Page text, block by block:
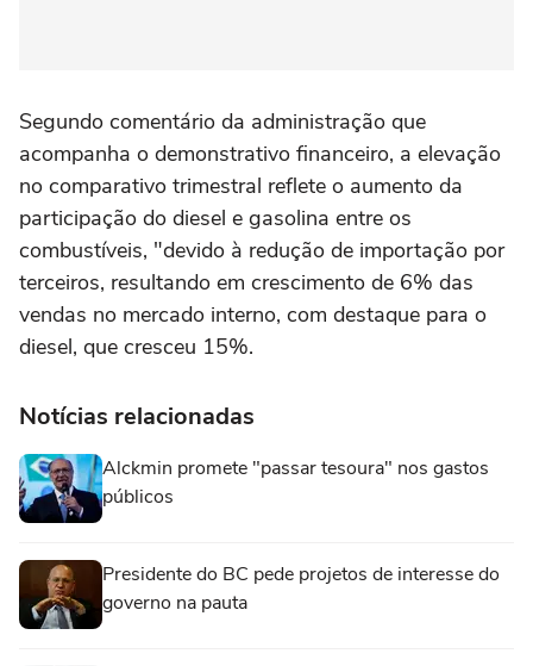
Segundo comentário da administração que
acompanha o demonstrativo financeiro, a elevação
no comparativo trimestral reflete o aumento da
participação do diesel e gasolina entre os
combustíveis, "devido à redução de importação por
terceiros, resultando em crescimento de 6% das
vendas no mercado interno, com destaque para o
diesel, que cresceu 15%.
Notícias relacionadas
Alckmin promete "passar tesoura" nos gastos
públicos
Presidente do BC pede projetos de interesse do
governo na pauta